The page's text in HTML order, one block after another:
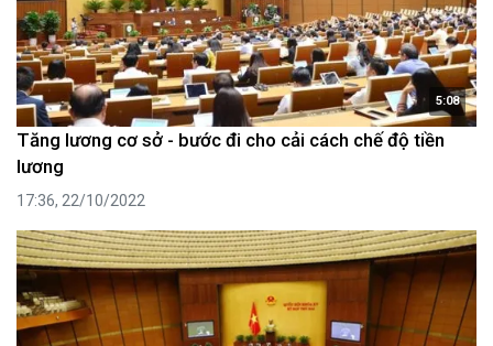
5:08
Tăng lương cơ sở - bước đi cho cải cách chế độ tiền
lương
17:36, 22/10/2022